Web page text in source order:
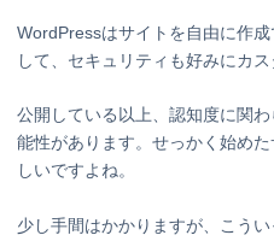
WordPressはサイトを自由に作
して、セキュリティも好みにカス
公開している以上、認知度に関
能性があります。せっかく始め
しいですよね。
少し手間はかかりますが、こう